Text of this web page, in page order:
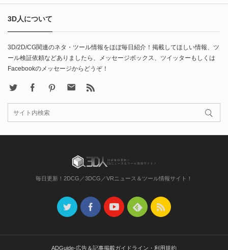
3D人について
3D/2D/CG関連のネタ・ツール情報をほぼ毎日紹介！掲載してほしい情報、ツ
ール検証依頼などありましたら、メッセージボックス、ツイッターもしくは
Facebookのメッセージからどうぞ！
FacebookPinterest Contact
毎日更新！2DCG／3DCG／VRニュース＆ツール情報サイト！
ADGuide-広告＆記事掲載ガイドライン・利用規約